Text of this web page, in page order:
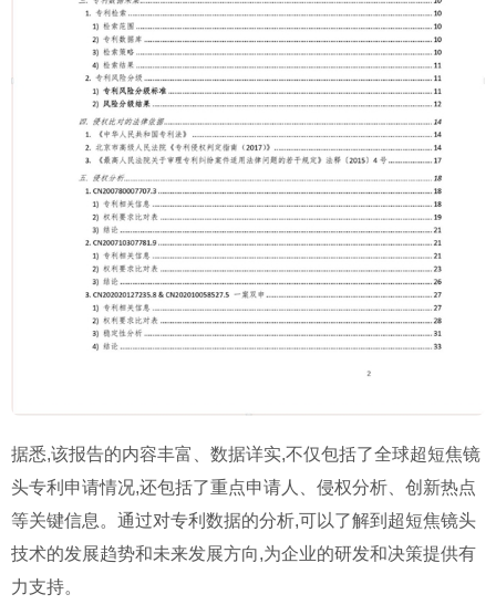
据悉,该报告的内容丰富、数据详实,不仅包括了全球超短焦镜
头专利申请情况,还包括了重点申请人、侵权分析、创新热点
等关键信息。通过对专利数据的分析,可以了解到超短焦镜头
技术的发展趋势和未来发展方向,为企业的研发和决策提供有
力支持。